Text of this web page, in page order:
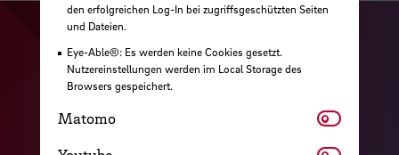
Zu unserer Instagram Seite
Zu unserer Facebook
Zu unserer
Zu unserer
den erfolgreichen Log-In bei zugriffsgeschützten Seiten
und Dateien.
Eye-Able®: Es werden keine Cookies gesetzt.
Nutzereinstellungen werden im Local Storage des
Browsers gespeichert.
Matomo Matomo